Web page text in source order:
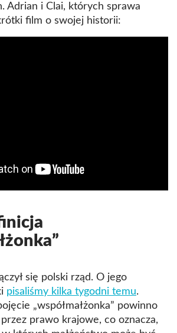
Adrian i Clai, których sprawa
film o swojej historii:
się polski rząd. O jego
pisaliśmy kilka tygodni temu.
„współmałżonka” powinno
prawo krajowe, co oznacza,